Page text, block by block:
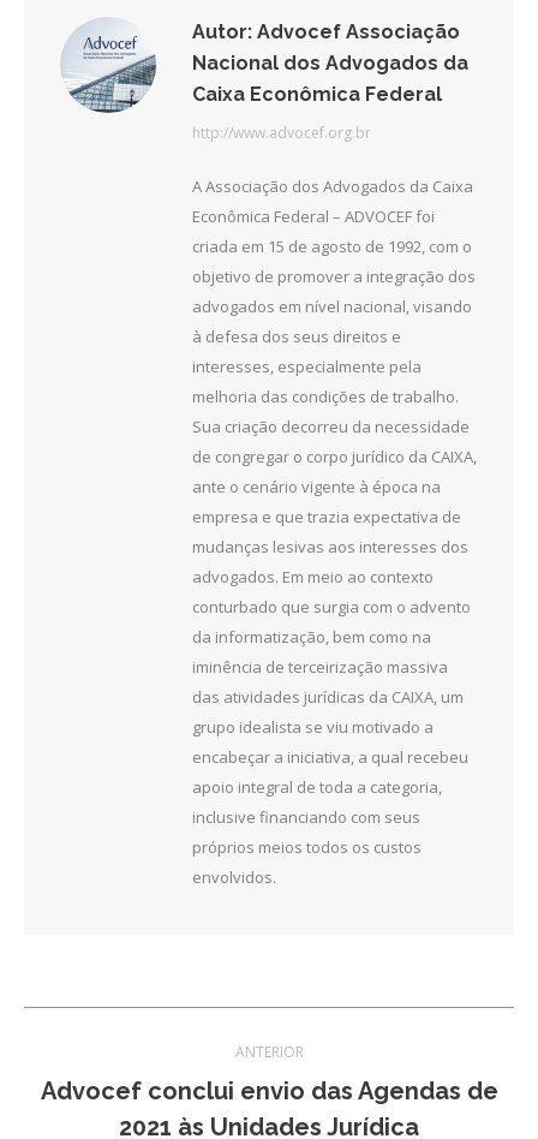
Autor: Advocef Associação
Nacional dos Advogados da
Caixa Econômica Federal
http://www.advocef.org.br
A Associação dos Advogados da Caixa
Econômica Federal – ADVOCEF foi
criada em 15 de agosto de 1992, com o
objetivo de promover a integração dos
advogados em nível nacional, visando
à defesa dos seus direitos e
interesses, especialmente pela
melhoria das condições de trabalho.
Sua criação decorreu da necessidade
de congregar o corpo jurídico da CAIXA,
ante o cenário vigente à época na
empresa e que trazia expectativa de
mudanças lesivas aos interesses dos
advogados. Em meio ao contexto
conturbado que surgia com o advento
da informatização, bem como na
iminência de terceirização massiva
das atividades jurídicas da CAIXA, um
grupo idealista se viu motivado a
encabeçar a iniciativa, a qual recebeu
apoio integral de toda a categoria,
inclusive financiando com seus
próprios meios todos os custos
envolvidos.
de
ANTERIOR
Post
Advocef conclui envio das Agendas de
2021 às Unidades Jurídica